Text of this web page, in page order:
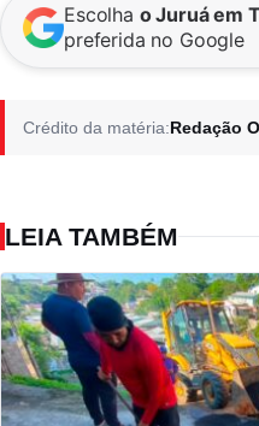
Escolha o Juruá em
preferida no Google
Crédito da matéria:Redação
LEIA TAMBÉM